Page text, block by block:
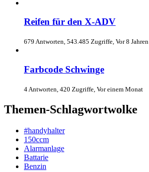
Reifen für den X-ADV
679 Antworten, 543.485 Zugriffe, Vor 8 Jahren
Farbcode Schwinge
4 Antworten, 420 Zugriffe, Vor einem Monat
Themen-Schlagwortwolke
#handyhalter
150ccm
Alarmanlage
Battarie
Benzin